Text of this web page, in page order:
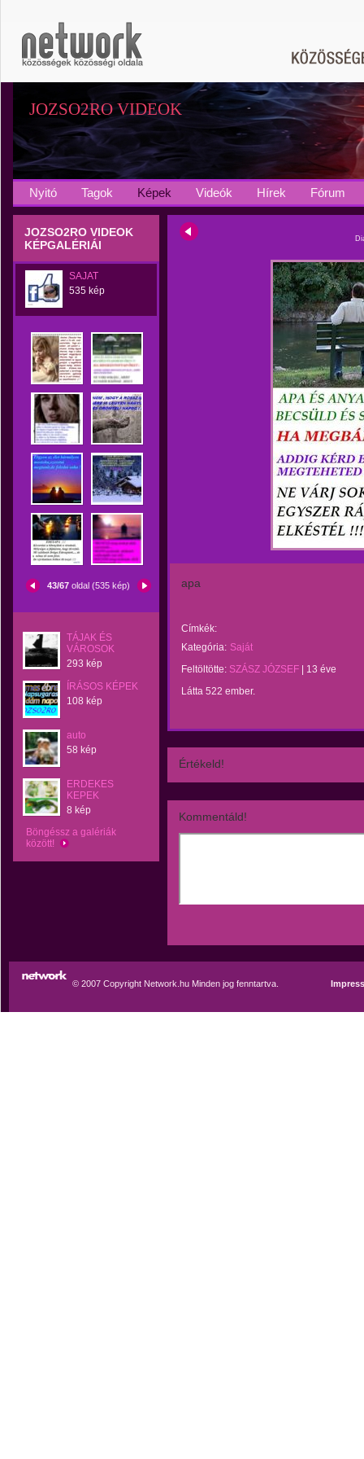
JOZSO2RO VIDEOK
Nyitó Tagok Képek Videók Hírek Fórum
JOZSO2RO VIDEOK
KÉPGALÉRIÁI
SAJAT
535 kép
43/67 oldal (535 kép)
TÁJAK ÉS
VÁROSOK
293 kép
ÍRÁSOS KÉPEK
108 kép
auto
58 kép
ERDEKES
KEPEK
8 kép
Böngéssz a galériák
között!
apa
Címkék:
Kategória: Saját
Feltöltötte: SZÁSZ JÓZSEF
13 éve
Látta 522 ember.
Értékeld!
Kommentáld!
© 2007 Copyright Network.hu Minden jog fenntartva.